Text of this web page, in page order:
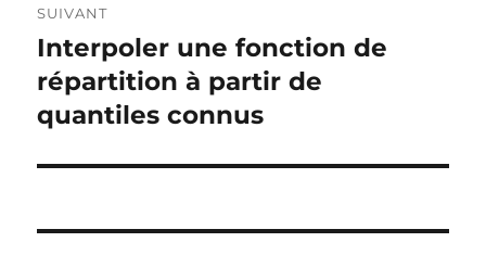
SUIVANT
Publication
suivante :
Interpoler une fonction de
répartition à partir de
quantiles connus